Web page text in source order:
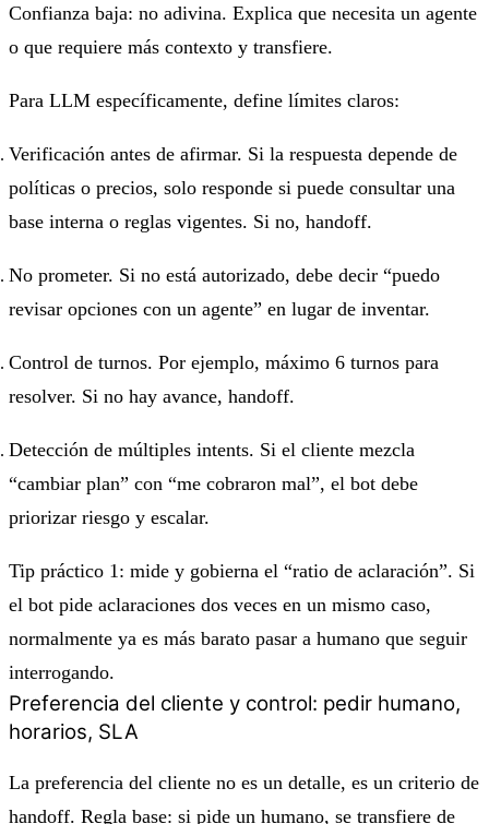
Confianza baja: no adivina. Explica que necesita un agente
o que requiere más contexto y transfiere.
Para LLM específicamente, define límites claros:
Verificación antes de afirmar. Si la respuesta depende de
políticas o precios, solo responde si puede consultar una
base interna o reglas vigentes. Si no, handoff.
No prometer. Si no está autorizado, debe decir “puedo
revisar opciones con un agente” en lugar de inventar.
Control de turnos. Por ejemplo, máximo 6 turnos para
resolver. Si no hay avance, handoff.
Detección de múltiples intents. Si el cliente mezcla
“cambiar plan” con “me cobraron mal”, el bot debe
priorizar riesgo y escalar.
Tip práctico 1: mide y gobierna el “ratio de aclaración”. Si
el bot pide aclaraciones dos veces en un mismo caso,
normalmente ya es más barato pasar a humano que seguir
interrogando.
Preferencia del cliente y control: pedir humano,
horarios, SLA
La preferencia del cliente no es un detalle, es un criterio de
handoff. Regla base: si pide un humano, se transfiere de